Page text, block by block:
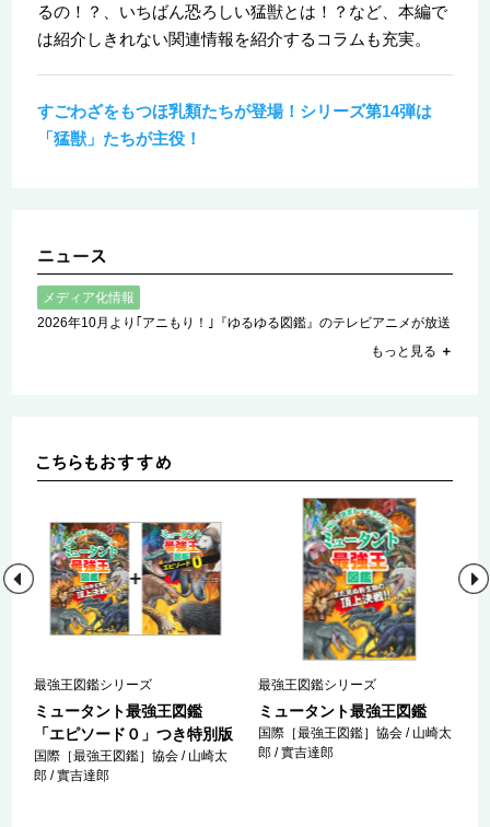
るの！？、いちばん恐ろしい猛獣とは！？など、本編で
は紹介しきれない関連情報を紹介するコラムも充実。
すごわざをもつほ乳類たちが登場！シリーズ第14弾は
「猛獣」たちが主役！
メディア化情報
2026年10月より｢アニもり！｣『ゆるゆる図鑑』のテレビアニメが放送
もっと見る ＋
最強王図鑑シリーズ
ミュータント最強王図鑑
「エピソード０」つき特別版
国際［最強王図鑑］協会 / 山崎太
郎 / 實吉達郎
最強王図鑑シリーズ
ミュータント最強王図鑑
国際［最強王図鑑］協会 / 山崎太
郎 / 實吉達郎